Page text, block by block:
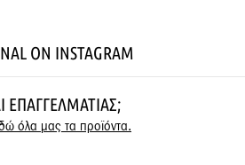
ON INSTAGRAM
ΕΠΑΓΓΕΛΜΑΤΊΑΣ;
όλα μας τα προϊόντα.